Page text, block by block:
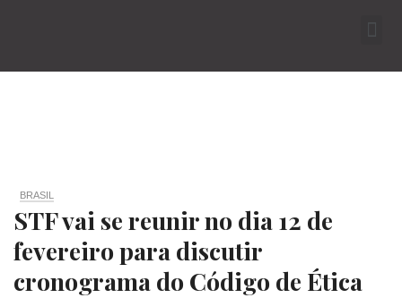
BRASIL
STF vai se reunir no dia 12 de
fevereiro para discutir
cronograma do Código de Ética